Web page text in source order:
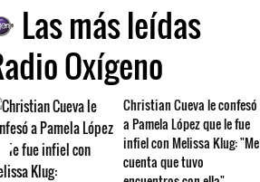
Las más leídas
Oxígeno
Christian Cueva le confesó
a Pamela López que le fue
infiel con Melissa Klug: "Me
cuenta que tuvo